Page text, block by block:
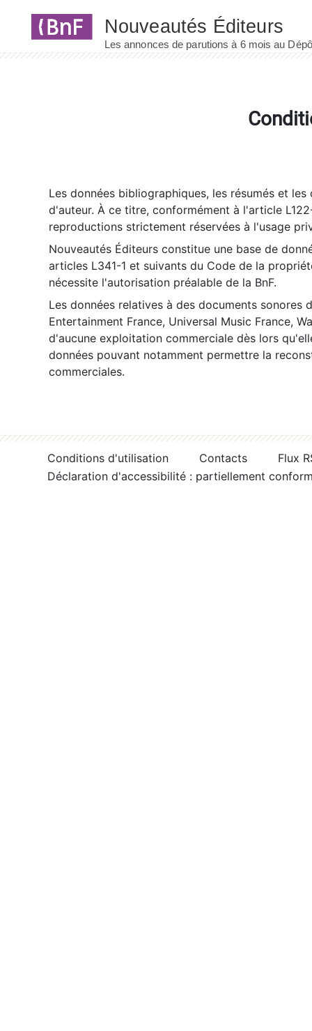
Les données bibliographiques, les résumés et
d'auteur. À ce titre, conformément à l'article
reproductions strictement réservées à l'usage
Nouveautés Éditeurs constitue une base de
articles L341-1 et suivants du Code de la
nécessite l'autorisation préalable de la BnF.
Les données relatives à des documents sonores
Entertainment France, Universal Music France,
d'aucune exploitation commerciale dès lors
données pouvant notamment permettre la
commerciales.
Conditions d'utilisation Contacts
Flux
Déclaration d'accessibilité : partiellement